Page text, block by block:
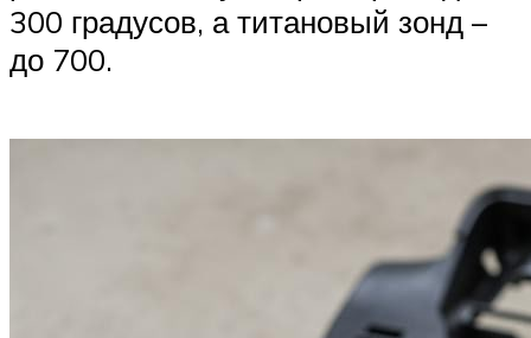
300 градусов, а титановый зонд –
до 700.